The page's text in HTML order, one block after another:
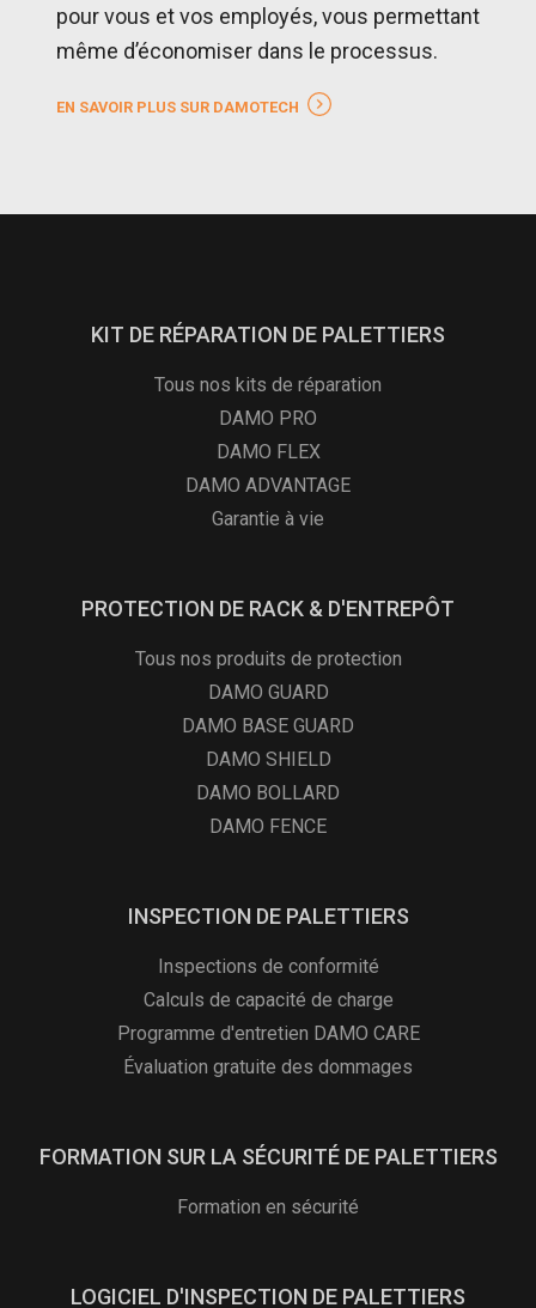
pour vous et vos employés, vous permettant
même d’économiser dans le processus.
EN SAVOIR PLUS SUR DAMOTECH
KIT DE RÉPARATION DE PALETTIERS
Tous nos kits de réparation
DAMO PRO
DAMO FLEX
DAMO ADVANTAGE
Garantie à vie
PROTECTION DE RACK & D'ENTREPÔT
Tous nos produits de protection
DAMO GUARD
DAMO BASE GUARD
DAMO SHIELD
DAMO BOLLARD
DAMO FENCE
INSPECTION DE PALETTIERS
Inspections de conformité
Calculs de capacité de charge
Programme d'entretien DAMO CARE
Évaluation gratuite des dommages
FORMATION SUR LA SÉCURITÉ DE PALETTIERS
Formation en sécurité
LOGICIEL D'INSPECTION DE PALETTIERS